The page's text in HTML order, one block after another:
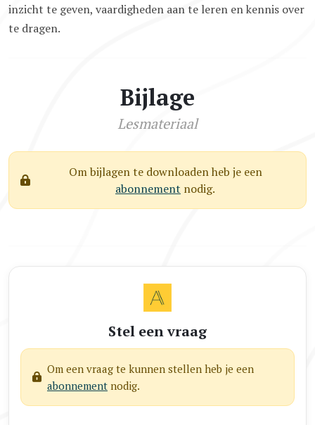
inzicht te geven, vaardigheden aan te leren en kennis over
te dragen.
Bijlage
Lesmateriaal
Om bijlagen te downloaden heb je een
abonnement nodig.
Stel een vraag
Om een vraag te kunnen stellen heb je een
abonnement nodig.